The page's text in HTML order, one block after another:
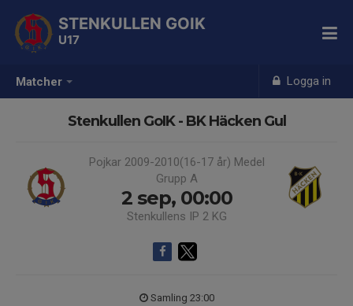
Matcher Logga in
STENKULLEN GOIK
U17
Stenkullen GoIK - BK Häcken Gul
Pojkar 2009-2010(16-17 år) Medel
Grupp A
2 sep, 00:00
Stenkullens IP 2 KG
Samling 23:00